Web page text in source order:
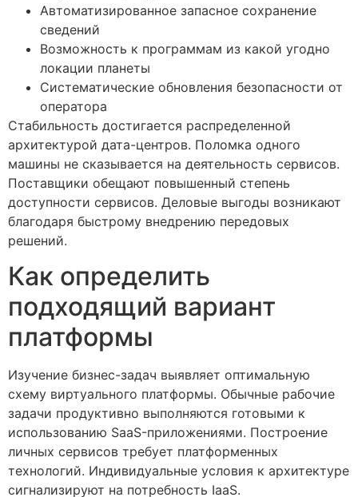
Автоматизированное запасное сохранение
сведений
Возможность к программам из какой угодно
локации планеты
Систематические обновления безопасности от
оператора
Стабильность достигается распределенной
архитектурой дата-центров. Поломка одного
машины не сказывается на деятельность сервисов.
Поставщики обещают повышенный степень
доступности сервисов. Деловые выгоды возникают
благодаря быстрому внедрению передовых
решений.
Как определить
подходящий вариант
платформы
Изучение бизнес-задач выявляет оптимальную
схему виртуального платформы. Обычные рабочие
задачи продуктивно выполняются готовыми к
использованию SaaS-приложениями. Построение
личных сервисов требует платформенных
технологий. Индивидуальные условия к архитектуре
сигнализируют на потребность IaaS.